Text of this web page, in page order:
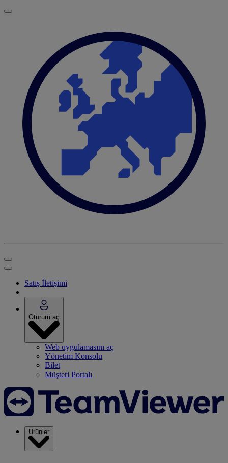
Satış İletişimi
Oturum aç
Web uygulamasını aç
Yönetim Konsolu
Bilet
Müşteri Portalı
Ürünler